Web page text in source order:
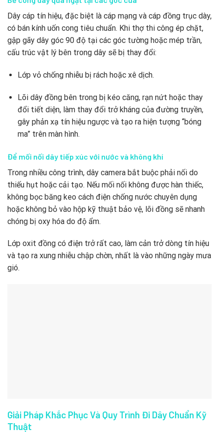
Dây cáp tín hiệu, đặc biệt là cáp mạng và cáp đồng trục dày,
có bán kính uốn cong tiêu chuẩn. Khi thợ thi công ép chặt,
gập gãy dây góc 90 độ tại các góc tường hoặc mép trần,
cấu trúc vật lý bên trong dây sẽ bị thay đổi:
Lớp vỏ chống nhiễu bị rách hoặc xê dịch.
Lõi dây đồng bên trong bị kéo căng, rạn nứt hoặc thay
đổi tiết diện, làm thay đổi trở kháng của đường truyền,
gây phản xạ tín hiệu ngược và tạo ra hiện tượng “bóng
ma” trên màn hình.
Để mối nối dây tiếp xúc với nước và không khí
Trong nhiều công trình, dây camera bắt buộc phải nối do
thiếu hụt hoặc cải tạo. Nếu mối nối không được hàn thiếc,
không bọc băng keo cách điện chống nước chuyên dụng
hoặc không bỏ vào hộp kỹ thuật bảo vệ, lõi đồng sẽ nhanh
chóng bị oxy hóa do độ ẩm.
Lớp oxit đồng có điện trở rất cao, làm cản trở dòng tín hiệu
và tạo ra xung nhiễu chập chờn, nhất là vào những ngày mưa
gió.
Giải Pháp Khắc Phục Và Quy Trình Đi Dây Chuẩn Kỹ
Thuật